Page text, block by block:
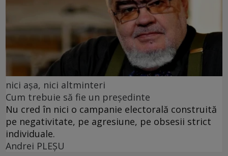
nici așa, nici altminteri
Cum trebuie să fie un președinte
Nu cred în nici o campanie electorală construită
pe negativitate, pe agresiune, pe obsesii strict
individuale.
Andrei PLEŞU